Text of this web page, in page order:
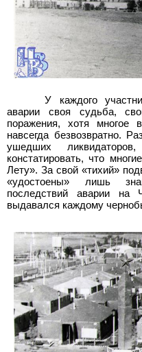
У каждого
аварии своя судьба,
поражения, хотя многое
навсегда безвозвратно.
ушедших
констатировать, что
Лету». За свой «тихий»
«удостоены» лишь
последствий аварии на
выдавался каждому